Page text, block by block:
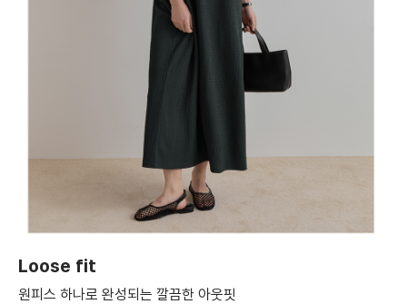
English
日本語
繁體中文
Loose fit
원피스 하나로 완성되는 깔끔한 아웃핏